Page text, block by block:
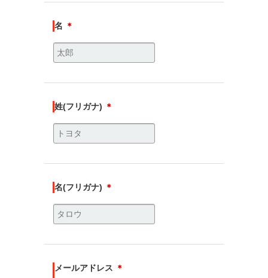
名 ＊
姓(フリガナ) ＊
名(フリガナ) ＊
メールアドレス ＊